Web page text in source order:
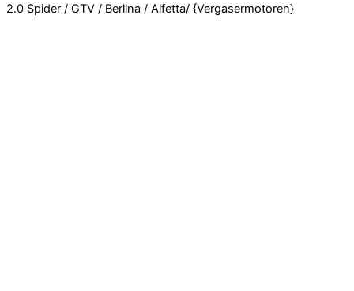
2.0 Spider / GTV / Berlina / Alfetta/ {Vergasermotoren}